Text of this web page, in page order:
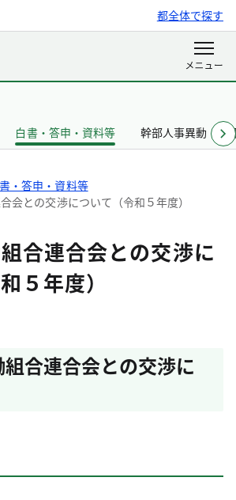
都全体で探す
白書・答申・資料等 幹部人事異動
・答申・資料等
会との交渉について（令和５年度）
合連合会との交渉に
５年度）
合連合会との交渉に